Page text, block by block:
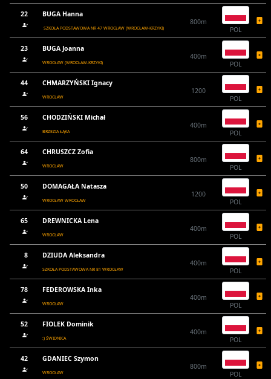
22 BUGA Hanna
SZKOŁA PODSTAWOWA NR 47 WROCŁAW (WROCŁAW-KRZYKI)
800m
POL
23 BUGA Joanna
WROCŁAW (WROCŁAW-KRZYKI)
400m
POL
44 CHMARZYŃSKI Ignacy
WROCŁAW
1200
POL
56 CHODZIŃSKI Michał
BRZEZIA ŁĄKA
400m
POL
64 CHRUSZCZ Zofia
WROCŁAW
800m
POL
50 DOMAGAŁA Natasza
WROCŁAW WROCŁAW
1200
POL
65 DREWNICKA Lena
WROCŁAW
400m
POL
8 DZIUDA Aleksandra
SZKOŁA PODSTAWOWA NR 81 WROCŁAW
400m
POL
78 FEDEROWSKA Inka
WROCŁAW
400m
POL
52 FIOLEK Dominik
:) ŚWIDNICA
400m
POL
42 GDANIEC Szymon
WROCŁAW
800m
POL